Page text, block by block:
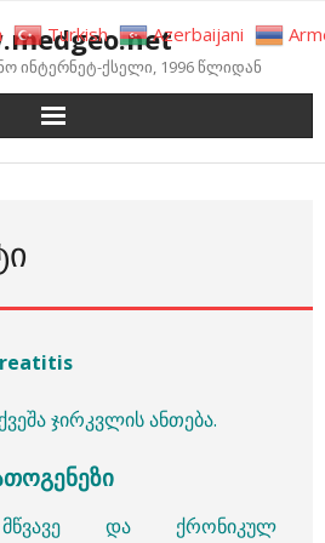
ინტერნეტ-ქსელი, 1996 წლიდან
ჯირკვლის ანთება.
მწვავე და ქრონიკულ
Turkish Azerbaijani